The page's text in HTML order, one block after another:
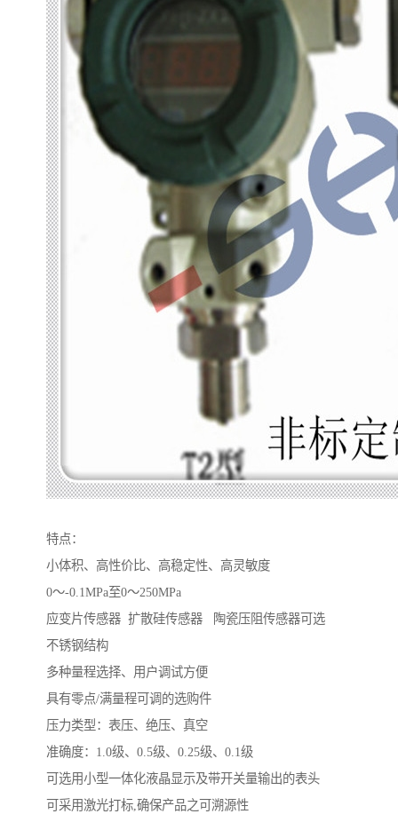
特点：
小体积、高性价比、高稳定性、高灵敏度
0～-0.1MPa至0～250MPa
应变片传感器 扩散硅传感器 陶瓷压阻传感器可选
不锈钢结构
多种量程选择、用户调试方便
具有零点/满量程可调的选购件
压力类型：表压、绝压、真空
准确度：1.0级、0.5级、0.25级、0.1级
可选用小型一体化液晶显示及带开关量输出的表头
可采用激光打标,确保产品之可溯源性